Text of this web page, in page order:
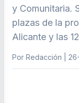
y Comunitaria.
plazas de la
Alicante y las
Por Redacción |